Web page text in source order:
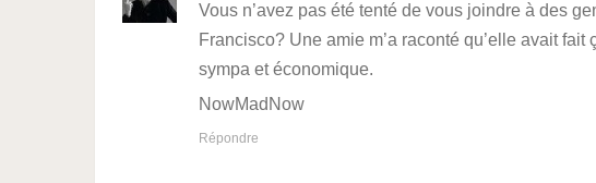
Vous n’avez pas été tenté de vous joindre à des
Francisco? Une amie m’a raconté qu’elle avait
sympa et économique.
NowMadNow
Répondre